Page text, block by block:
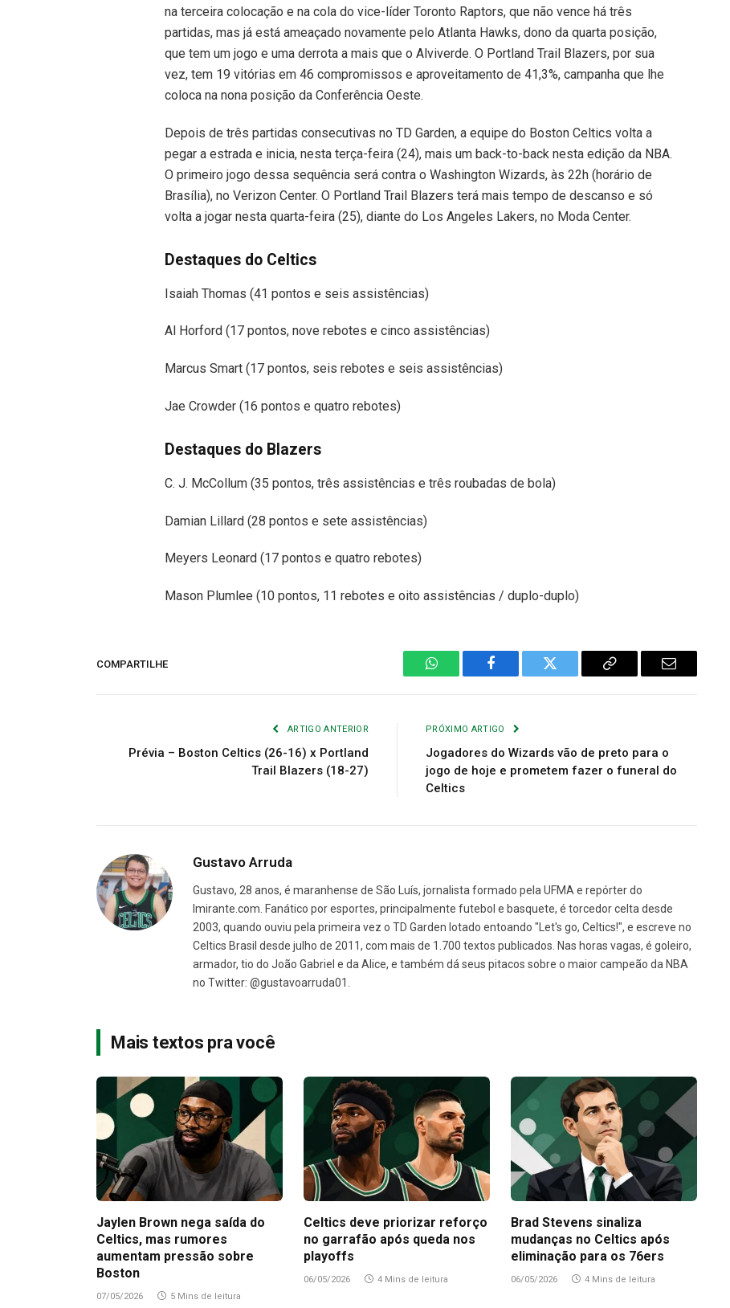
na terceira colocação e na cola do vice-líder Toronto Raptors, que não vence há três
partidas, mas já está ameaçado novamente pelo Atlanta Hawks, dono da quarta posição,
que tem um jogo e uma derrota a mais que o Alviverde. O Portland Trail Blazers, por sua
vez, tem 19 vitórias em 46 compromissos e aproveitamento de 41,3%, campanha que lhe
coloca na nona posição da Conferência Oeste.
Depois de três partidas consecutivas no TD Garden, a equipe do Boston Celtics volta a
pegar a estrada e inicia, nesta terça-feira (24), mais um back-to-back nesta edição da NBA.
O primeiro jogo dessa sequência será contra o Washington Wizards, às 22h (horário de
Brasília), no Verizon Center. O Portland Trail Blazers terá mais tempo de descanso e só
volta a jogar nesta quarta-feira (25), diante do Los Angeles Lakers, no Moda Center.
Destaques do Celtics
Isaiah Thomas (41 pontos e seis assistências)
Al Horford (17 pontos, nove rebotes e cinco assistências)
Marcus Smart (17 pontos, seis rebotes e seis assistências)
Jae Crowder (16 pontos e quatro rebotes)
Destaques do Blazers
C. J. McCollum (35 pontos, três assistências e três roubadas de bola)
Damian Lillard (28 pontos e sete assistências)
Meyers Leonard (17 pontos e quatro rebotes)
Mason Plumlee (10 pontos, 11 rebotes e oito assistências / duplo-duplo)
COMPARTILHE
WhatsAppFacebook Twitter
Copiar
E-
ARTIGO ANTERIOR
Prévia – Boston Celtics (26-16) x Portland
Trail Blazers (18-27)
PRÓXIMO ARTIGO
Jogadores do Wizards vão de preto para o
jogo de hoje e prometem fazer o funeral do
Celtics
Gustavo Arruda
Gustavo, 28 anos, é maranhense de São Luís, jornalista formado pela UFMA e repórter do
Imirante.com. Fanático por esportes, principalmente futebol e basquete, é torcedor celta desde
2003, quando ouviu pela primeira vez o TD Garden lotado entoando "Let's go, Celtics!", e escreve no
Celtics Brasil desde julho de 2011, com mais de 1.700 textos publicados. Nas horas vagas, é goleiro,
armador, tio do João Gabriel e da Alice, e também dá seus pitacos sobre o maior campeão da NBA
no Twitter: @gustavoarruda01.
Mais textos pra você
Jaylen Brown nega saída do
Celtics, mas rumores
aumentam pressão sobre
Boston
07/05/2026 5 Mins de leitura
Celtics deve priorizar reforço
no garrafão após queda nos
playoffs
06/05/2026 4 Mins de leitura
Brad Stevens sinaliza
mudanças no Celtics após
eliminação para os 76ers
06/05/2026 4 Mins de leitura